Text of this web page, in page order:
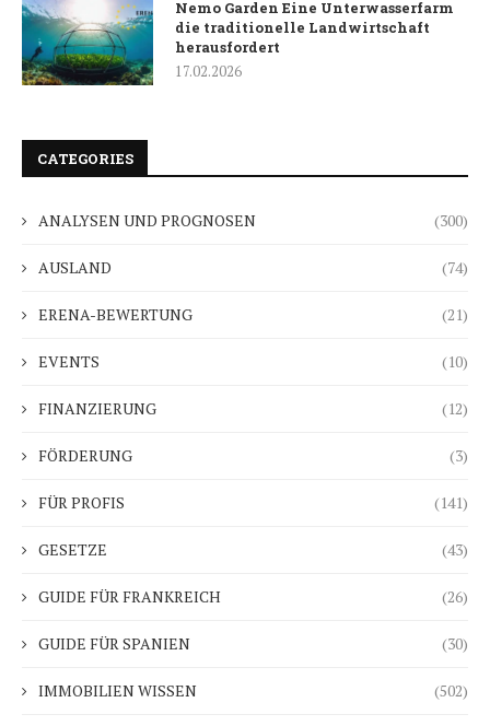
Nemo Garden Eine Unterwasserfarm
die traditionelle Landwirtschaft
herausfordert
17.02.2026
CATEGORIES
ANALYSEN UND PROGNOSEN (300)
AUSLAND (74)
ERENA-BEWERTUNG (21)
EVENTS (10)
FINANZIERUNG (12)
FÖRDERUNG (3)
FÜR PROFIS (141)
GESETZE (43)
GUIDE FÜR FRANKREICH (26)
GUIDE FÜR SPANIEN (30)
IMMOBILIEN WISSEN (502)